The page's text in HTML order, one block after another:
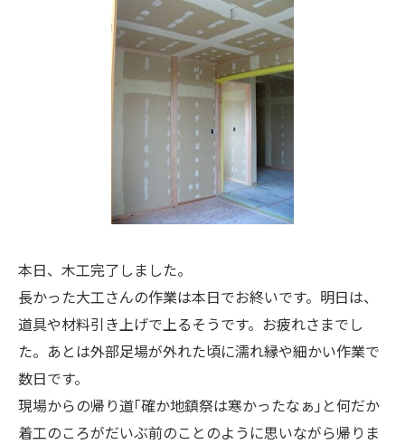
本日、木工完了しました。
長かった大工さんの作業は本日でお終いです。明日は、
道具や材料引き上げで上るそうです。お疲れさまでし
た。あとは外部足場が外れた頃に濡れ縁や細かい作業で
数日です。
現場からの帰り道｢確か地鎮祭は寒かったなぁ｣と何だか
着工のころがだいぶ前のことのように思いながら帰りま